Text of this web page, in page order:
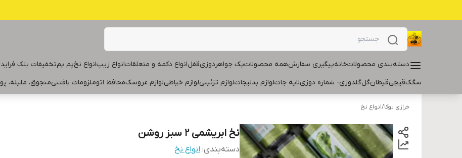
دسته‌بندی محصولاتخانهپیگیری سفارشهمه محصولاتپک جواهردوزیقفلانواع دکمه و متعلقاتانواع زیپانواع نخپم پمتخفیفات بلک
سگکقیچیقیطانگلگلدوزی- شماره دوزیلایه جاتلوازم بدلیجاتلوازم تزئینیلوازم خیاطیلوازم عروسکمحافظ اتوملزومات بافتنیمنجوق، ملیله،
خرازی توکا/انواع نخ
نخ ابریشمی ۲ سبز روشن
دسته‌بندی: انواع نخ